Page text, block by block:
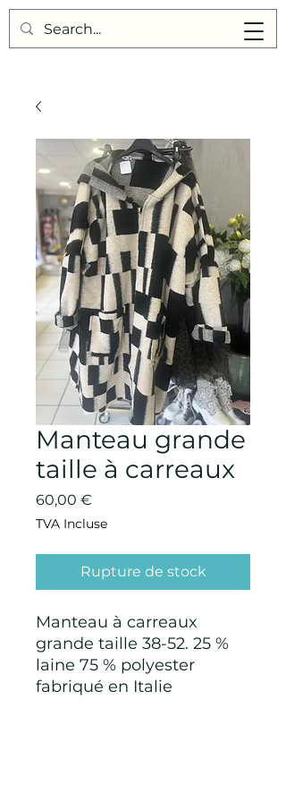
Points de Suture
Manteau grande
taille à carreaux
60,00 €
TVA Incluse
Rupture de stock
Manteau à carreaux
grande taille 38-52. 25 %
laine 75 % polyester
fabriqué en Italie